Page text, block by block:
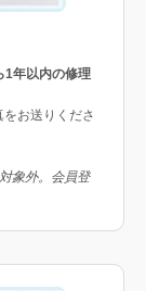
1年以内の修理
お送りくださ
象外。会員登